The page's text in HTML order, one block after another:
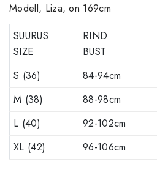
Modell, Liza, on 169cm
SUURUS
SIZE
RIND
BUST
S (36)
84-94cm
M (38)
88-98cm
L (40)
92-102cm
XL (42)
96-106cm